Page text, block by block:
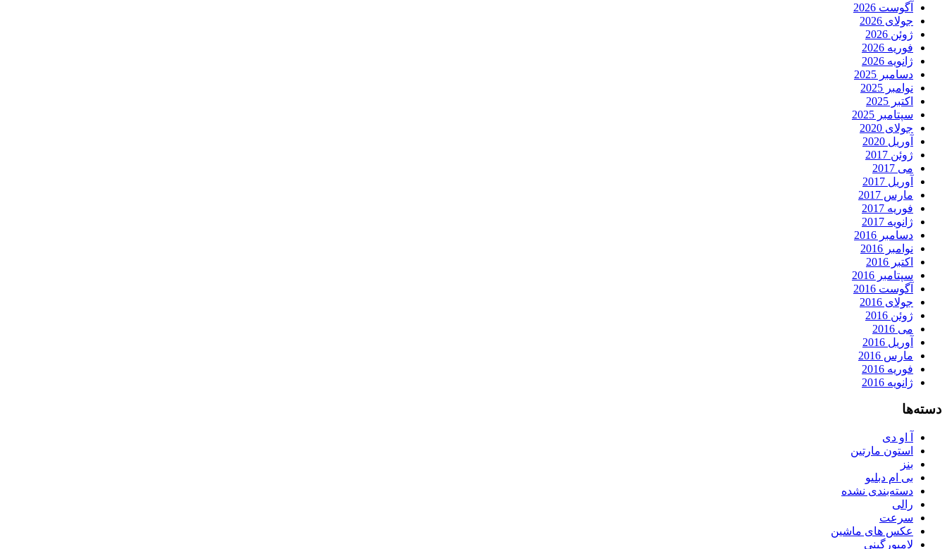
آگوست 2026
جولای 2026
ژوئن 2026
فوریه 2026
ژانویه 2026
دسامبر 2025
نوامبر 2025
اکتبر 2025
سپتامبر 2025
جولای 2020
آوریل 2020
ژوئن 2017
می 2017
آوریل 2017
مارس 2017
فوریه 2017
ژانویه 2017
دسامبر 2016
نوامبر 2016
اکتبر 2016
سپتامبر 2016
آگوست 2016
جولای 2016
ژوئن 2016
می 2016
آوریل 2016
مارس 2016
فوریه 2016
ژانویه 2016
دسته‌ها
آ او دی
استون مارتین
بنز
بی ام دبلیو
دسته‌بندی نشده
رالی
سرعت
عکس های ماشین
لامبورگینی